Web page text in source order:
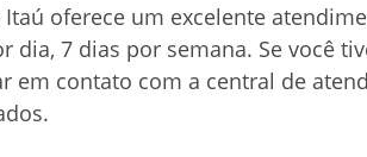
oferece um excelente
dia, 7 dias por semana. Se você
em contato com a central de